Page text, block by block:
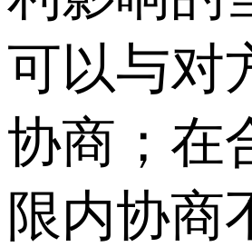
可以与对
协商；在
限内协商